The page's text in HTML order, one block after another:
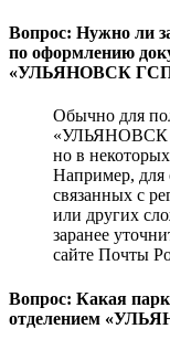
Вопрос: Нужно ли
по оформлению
«УЛЬЯНОВСК
Обычно для
«УЛЬЯНОВСК
но в
Например, для
связанных с
или других
заранее
сайте Почты
Вопрос: Какая
отделением